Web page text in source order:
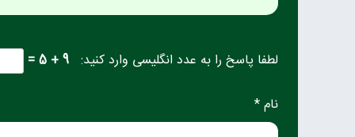
لطفا پاسخ را به عدد انگلیسی وارد کنید: 9 + 5 =
نام *